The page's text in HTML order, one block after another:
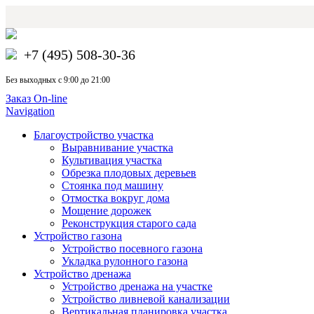
+7 (495) 508-30-36
Без выходных с 9:00 до 21:00
Заказ On-line
Navigation
Благоустройство участка
Выравнивание участка
Культивация участка
Обрезка плодовых деревьев
Стоянка под машину
Отмостка вокруг дома
Мощение дорожек
Реконструкция старого сада
Устройство газона
Устройство посевного газона
Укладка рулонного газона
Устройство дренажа
Устройство дренажа на участке
Устройство ливневой канализации
Вертикальная планировка участка